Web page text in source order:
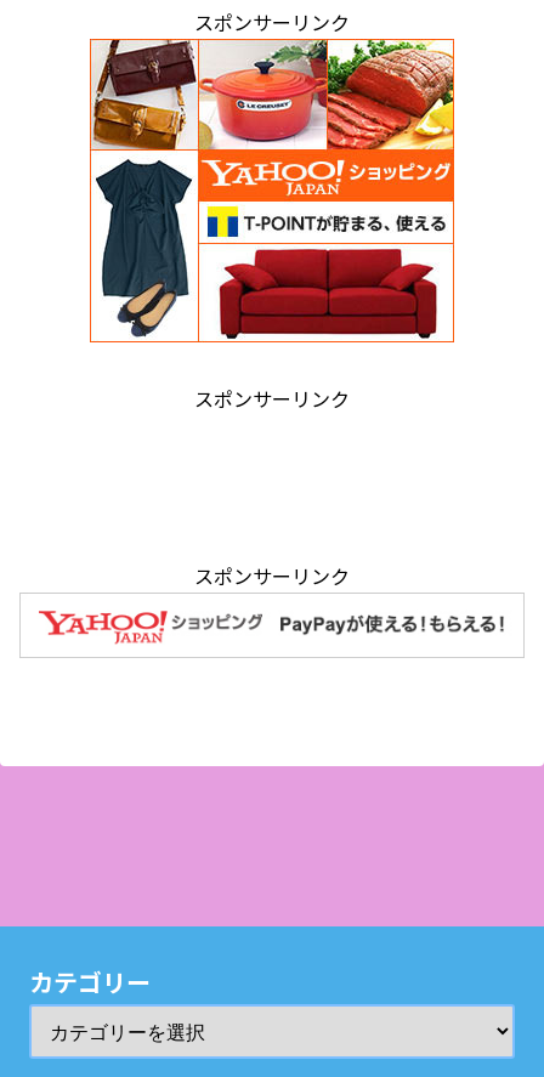
スポンサーリンク
スポンサーリンク
スポンサーリンク
カテゴリー